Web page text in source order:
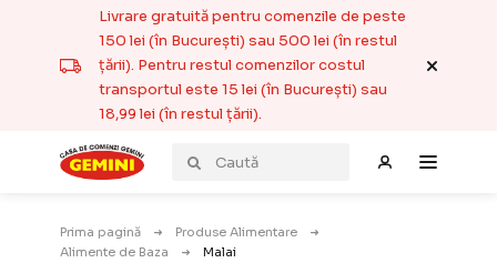
Livrare gratuită pentru comenzile de peste
150 lei (în București) sau 500 lei (în restul
țării). Pentru restul comenzilor costul
transportul este 15 lei (în București) sau
18,99 lei (în restul țării).
Prima pagină
Produse Alimentare
Alimente de Baza
Malai